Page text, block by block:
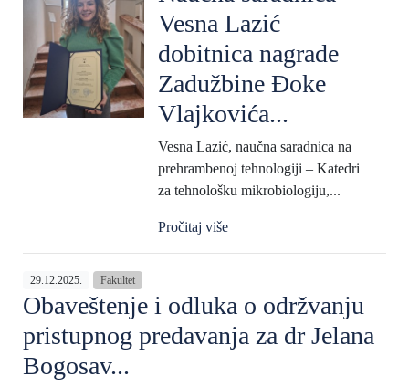
Vesna Lazić
dobitnica nagrade
Zadužbine Đoke
Vlajkovića...
Vesna Lazić, naučna saradnica na
prehrambenoj tehnologiji – Katedri
za tehnološku mikrobiologiju,...
Pročitaj više
29.12.2025. Fakultet
Obaveštenje i odluka o održvanju
pristupnog predavanja za dr Jelana
Bogosav...